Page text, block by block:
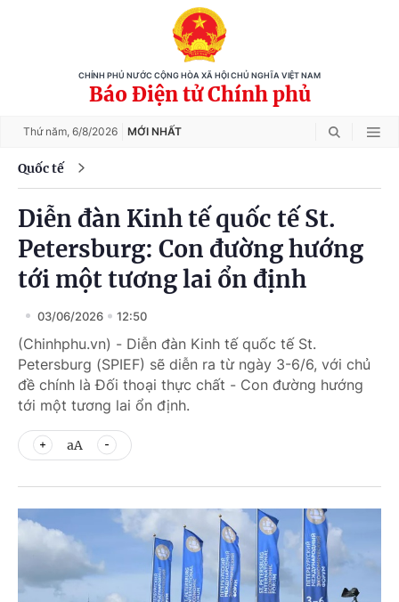
CHÍNH PHỦ NƯỚC CỘNG HÒA XÃ HỘI CHỦ NGHĨA VIỆT NAM
Báo Điện tử Chính phủ
Thứ năm, 6/8/2026 MỚI NHẤT
Quốc tế
Diễn đàn Kinh tế quốc tế St.
Petersburg: Con đường hướng
tới một tương lai ổn định
03/06/2026 12:50
(Chinhphu.vn) - Diễn đàn Kinh tế quốc tế St.
Petersburg (SPIEF) sẽ diễn ra từ ngày 3-6/6, với chủ
đề chính là Đối thoại thực chất - Con đường hướng
tới một tương lai ổn định.
aA